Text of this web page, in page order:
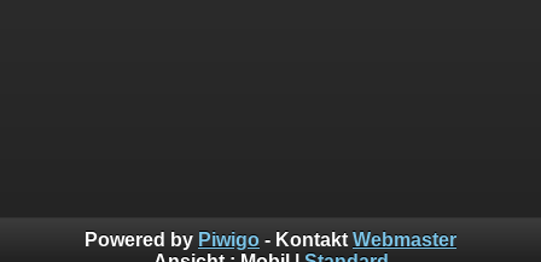
Powered by Piwigo - Kontakt Webmaster